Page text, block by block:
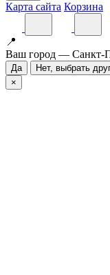
Карта сайта Корзина
📍
Ваш город — Санкт-
Да
Нет, выбрать
×